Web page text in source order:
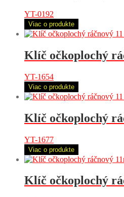
YT-0192
Viac o produkte
Klíč očkoplochý
YT-1654
Viac o produkte
Klíč očkoplochý
YT-1677
Viac o produkte
Klíč očkoplochý